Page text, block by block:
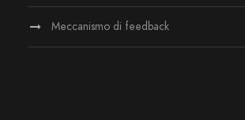
Meccanismo di feedback